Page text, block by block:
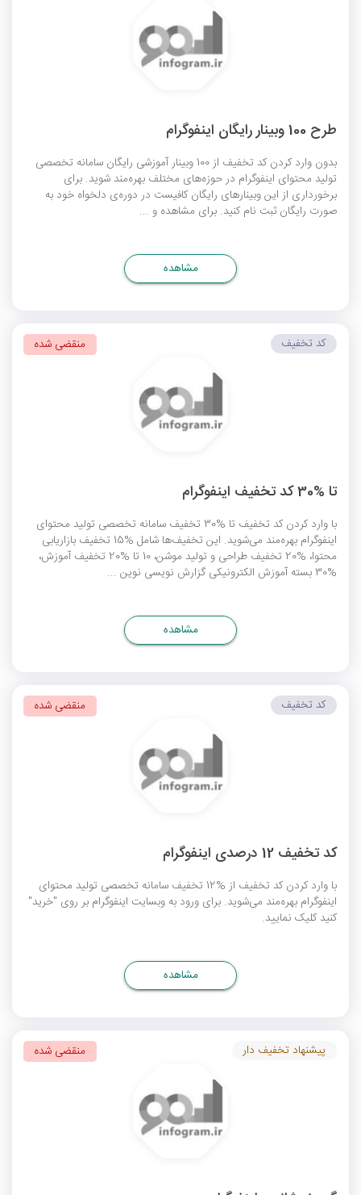
طرح 100 وبینار رایگان اینفوگرام
بدون وارد کردن کد تخفیف از 100 وبینار آموزشی رایگان سامانه تخصصی
تولید محتوای اینفوگرام در حوزه‌های مختلف بهره‌مند شوید. برای
برخورداری از این وبینارهای رایگان کافیست در دوره‌ی دلخواه خود به
صورت رایگان ثبت نام کنید. برای مشاهده و ...
مشاهده
تا %30 کد تخفیف اینفوگرام
با وارد کردن کد تخفیف تا %30 تخفیف سامانه تخصصی تولید محتوای
اینفوگرام بهره‌مند می‌شوید. این تخفیف‌ها شامل %15 تخفیف بازاریابی
محتوا، %20 تخفیف طراحی و تولید موشن، 10 تا %20 تخفیف آموزش،
%30 بسته آموزش الکترونیکی گزارش نویسی نوین ...
کد تخفیف منقضی شده
مشاهده
کد تخفیف 12 درصدی اینفوگرام
با وارد کردن کد تخفیف از %12 تخفیف سامانه تخصصی تولید محتوای
اینفوگرام بهره‌مند می‌شوید. برای ورود به وبسایت اینفوگرام بر روی "خرید"
کنید کلیک نمایید.
کد تخفیف منقضی شده
مشاهده
پیشنهاد تخفیف دار منقضی شده